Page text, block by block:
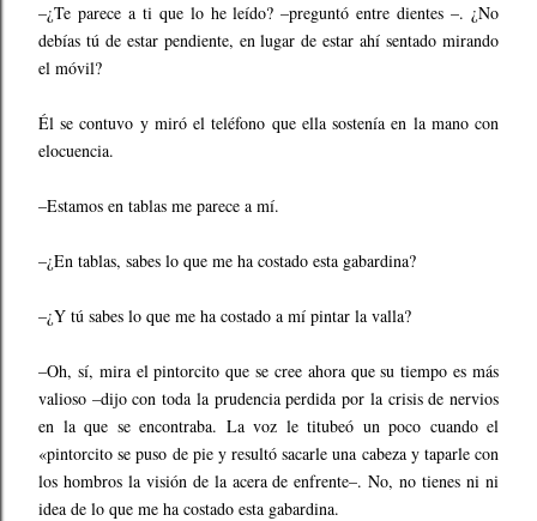
–¿Te parece a ti que lo he leído? –preguntó entre dientes –. ¿No
debías tú de estar pendiente, en lugar de estar ahí sentado mirando
el móvil?
Él se contuvo y miró el teléfono que ella sostenía en la mano con
elocuencia.
–Estamos en tablas me parece a mí.
–¿En tablas, sabes lo que me ha costado esta gabardina?
–¿Y tú sabes lo que me ha costado a mí pintar la valla?
–Oh, sí, mira el pintorcito que se cree ahora que su tiempo es más
valioso –dijo con toda la prudencia perdida por la crisis de nervios
en la que se encontraba. La voz le titubeó un poco cuando el
«pintorcito se puso de pie y resultó sacarle una cabeza y taparle con
los hombros la visión de la acera de enfrente–. No, no tienes ni ni
idea de lo que me ha costado esta gabardina.